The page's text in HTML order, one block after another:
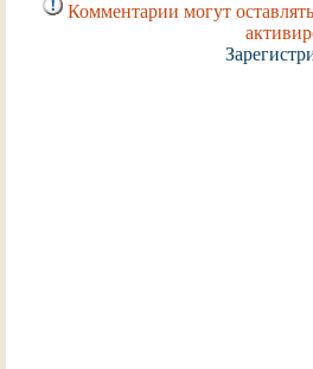
Комментарии могут